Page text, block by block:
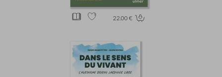
22.00 €